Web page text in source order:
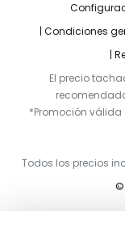
Condiciones
El precio
*Promoción válida
Todos los precios
©